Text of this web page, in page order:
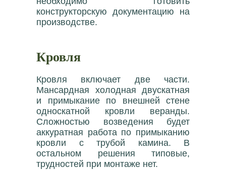
конструкторскую документацию на
производстве.
Кровля
Кровля включает две части.
Мансардная холодная двускатная
и примыкание по внешней стене
односкатной кровли веранды.
Сложностью возведения будет
аккуратная работа по примыканию
кровли с трубой камина. В
остальном решения типовые,
трудностей при монтаже нет.